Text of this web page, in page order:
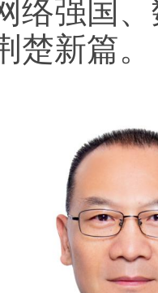
络强国
楚新篇。